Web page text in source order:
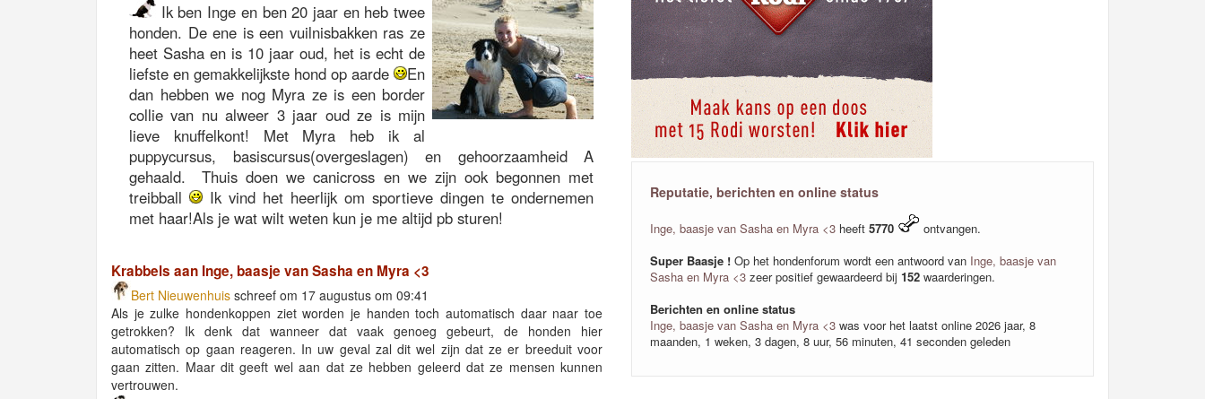
Ik ben Inge en ben 20 jaar en heb twee
honden. De ene is een vuilnisbakken ras ze
heet Sasha en is 10 jaar oud, het is echt de
liefste en gemakkelijkste hond op aarde
En
dan hebben we nog Myra ze is een border
collie van nu alweer 3 jaar oud ze is mijn
lieve knuffelkont! Met Myra heb ik al
puppycursus, basiscursus(overgeslagen) en gehoorzaamheid A
gehaald. Thuis doen we canicross en we zijn ook begonnen met
treibball
Ik vind het heerlijk om sportieve dingen te ondernemen
met haar!Als je wat wilt weten kun je me altijd pb sturen!
Krabbels aan Inge, baasje van Sasha en Myra <3
Bert Nieuwenhuis schreef om 17 augustus om 09:41
Als je zulke hondenkoppen ziet worden je handen toch automatisch daar naar toe
getrokken? Ik denk dat wanneer dat vaak genoeg gebeurt, de honden hier
automatisch op gaan reageren. In uw geval zal dit wel zijn dat ze er breeduit voor
gaan zitten. Maar dit geeft wel aan dat ze hebben geleerd dat ze mensen kunnen
vertrouwen.
Reputatie, berichten en online status
Inge, baasje van Sasha en Myra <3 heeft 5770
ontvangen.
Super Baasje ! Op het hondenforum wordt een antwoord van Inge, baasje van
Sasha en Myra <3 zeer positief gewaardeerd bij 152 waarderingen.
Berichten en online status
Inge, baasje van Sasha en Myra <3 was voor het laatst online 2026 jaar, 8
maanden, 1 weken, 3 dagen, 8 uur, 56 minuten, 41 seconden geleden